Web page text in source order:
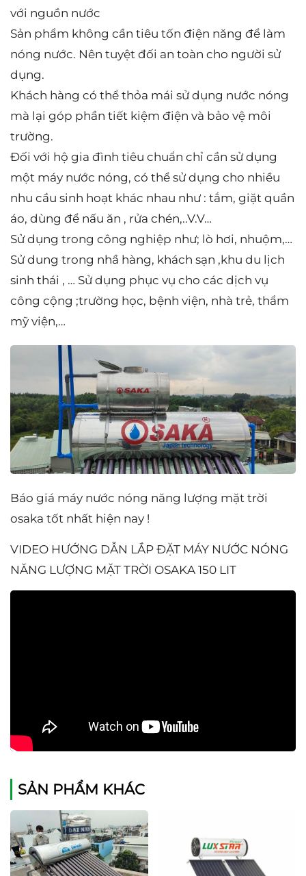
với nguồn nước
Sản phẩm không cần tiêu tốn điện năng để làm
nóng nước. Nên tuyệt đối an toàn cho người sử
dụng.
Khách hàng có thể thỏa mái sử dụng nước nóng
mà lại góp phần tiết kiệm điện và bảo vệ môi
trường.
Đối với hộ gia đình tiêu chuẩn chỉ cần sử dụng
một máy nước nóng, có thể sử dụng cho nhiều
nhu cầu sinh hoạt khác nhau như : tắm, giặt quần
áo, dùng để nấu ăn , rửa chén,..V.V…
Sử dụng trong công nghiệp như; lò hơi, nhuộm,…
Sử dung trong nhầ hàng, khách sạn ,khu du lịch
sinh thái , … Sử dụng phục vụ cho các dịch vụ
công cộng ;trường học, bệnh viện, nhà trẻ, thẩm
mỹ viện,…
Báo giá máy nước nóng năng lượng mặt trời
osaka tốt nhất hiện nay !
VIDEO HƯỚNG DẪN LẮP ĐẶT MÁY NƯỚC NÓNG
NĂNG LƯỢNG MẶT TRỜI OSAKA 150 LIT
SẢN PHẨM KHÁC